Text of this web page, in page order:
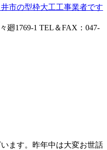
ます。昨年中は大変お世話